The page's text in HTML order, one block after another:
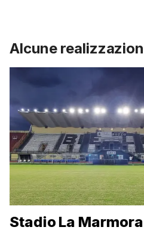
Alcune
Stadio La Marmora